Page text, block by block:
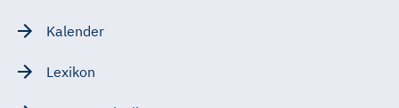
Kalender
Lexikon